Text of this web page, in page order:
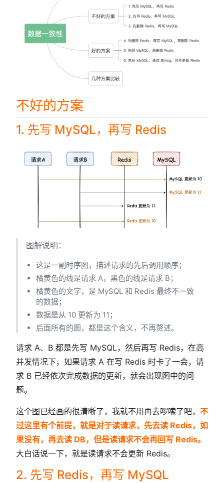
不好的方案
1. 先写 MySQL，再写 Redis
图解说明：
这是一副时序图，描述请求的先后调用顺序；
橘黄色的线是请求 A，黑色的线是请求 B；
橘黄色的文字，是 MySQL 和 Redis 最终不一致
的数据；
数据是从 10 更新为 11；
后面所有的图，都是这个含义，不再赘述。
请求 A、B 都是先写 MySQL，然后再写 Redis，在高
并发情况下，如果请求 A 在写 Redis 时卡了一会，请
求 B 已经依次完成数据的更新，就会出现图中的问
题。
这个图已经画的很清晰了，我就不用再去啰嗦了吧， 不
过这里有个前提，就是对于读请求，先去读 Redis，如
果没有，再去读 DB，但是读请求不会再回写 Redis。
大白话说一下，就是读请求不会更新 Redis。
2. 先写 Redis，再写 MySQL